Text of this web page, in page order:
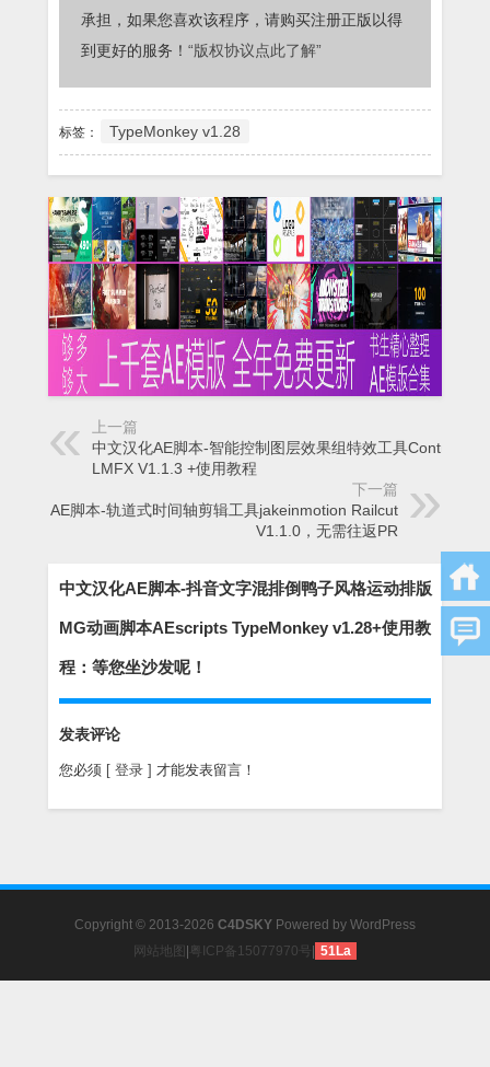
承担，如果您喜欢该程序，请购买注册正版以得
到更好的服务！ “版权协议点此了解”
标签： TypeMonkey v1.28
上一篇
中文汉化AE脚本-智能控制图层效果组特效工具Control
LMFX V1.1.3 +使用教程
下一篇
AE脚本-轨道式时间轴剪辑工具jakeinmotion Railcut
V1.1.0，无需往返PR
中文汉化AE脚本-抖音文字混排倒鸭子风格运动排版
MG动画脚本AEscripts TypeMonkey v1.28+使用教
程：等您坐沙发呢！
发表评论
您必须 [ 登录 ] 才能发表留言！
Copyright © 2013-2026 C4DSKY Powered by WordPress
网站地图
粤ICP备15077970号 51La